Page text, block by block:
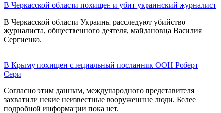
В Черкасской области похищен и убит украинский журналист
В Черкасской области Украины расследуют убийство
журналиста, общественного деятеля, майдановца Василия
Сергиенко.
В Крыму похищен специальный посланник ООН Роберт
Сери
Согласно этим данным, международного представителя
захватили некие неизвестные вооруженные люди. Более
подробной информации пока нет.